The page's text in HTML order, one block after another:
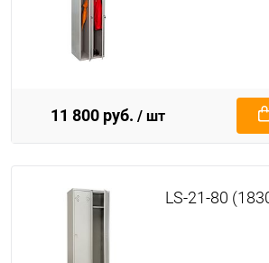
11 800 руб. / шт
LS-21-80